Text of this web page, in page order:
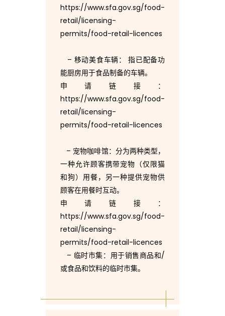
https://www.sfa.gov.sg/food-
retail/licensing-
permits/food-retail-licences
– 移动美食车辆： 指已配备功
能厨房用于食品制备的车辆。
申请链接：
https://www.sfa.gov.sg/food-
retail/licensing-
permits/food-retail-licences
– 宠物咖啡馆：分为两种类型，
一种允许顾客携带宠物（仅限猫
和狗）用餐，另一种提供宠物供
顾客在用餐时互动。
申请链接：
https://www.sfa.gov.sg/food-
retail/licensing-
permits/food-retail-licences
– 临时市集：用于销售商品和/
或食品和饮料的临时市集。